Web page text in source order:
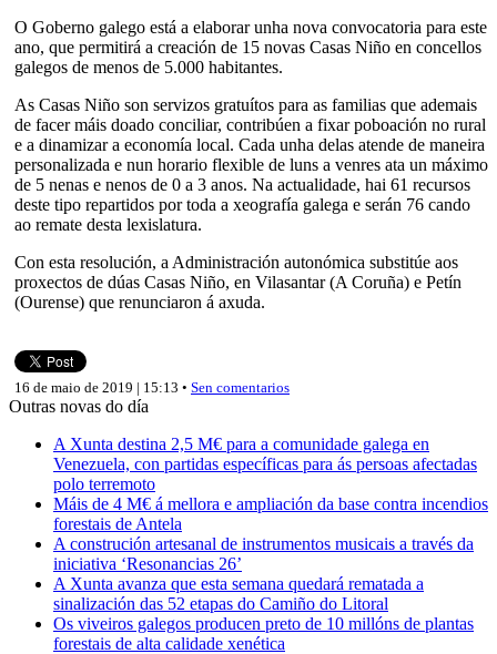
O Goberno galego está a elaborar unha nova convocatoria para este
ano, que permitirá a creación de 15 novas Casas Niño en concellos
galegos de menos de 5.000 habitantes.
As Casas Niño son servizos gratuítos para as familias que ademais
de facer máis doado conciliar, contribúen a fixar poboación no rural
e a dinamizar a economía local. Cada unha delas atende de maneira
personalizada e nun horario flexible de luns a venres ata un máximo
de 5 nenas e nenos de 0 a 3 anos. Na actualidade, hai 61 recursos
deste tipo repartidos por toda a xeografía galega e serán 76 cando
ao remate desta lexislatura.
Con esta resolución, a Administración autonómica substitúe aos
proxectos de dúas Casas Niño, en Vilasantar (A Coruña) e Petín
(Ourense) que renunciaron á axuda.
16 de maio de 2019 | 15:13 • Sen comentarios
Outras novas do día
A Xunta destina 2,5 M€ para a comunidade galega en
Venezuela, con partidas específicas para ás persoas afectadas
polo terremoto
Máis de 4 M€ á mellora e ampliación da base contra incendios
forestais de Antela
A construción artesanal de instrumentos musicais a través da
iniciativa ‘Resonancias 26’
A Xunta avanza que esta semana quedará rematada a
sinalización das 52 etapas do Camiño do Litoral
Os viveiros galegos producen preto de 10 millóns de plantas
forestais de alta calidade xenética